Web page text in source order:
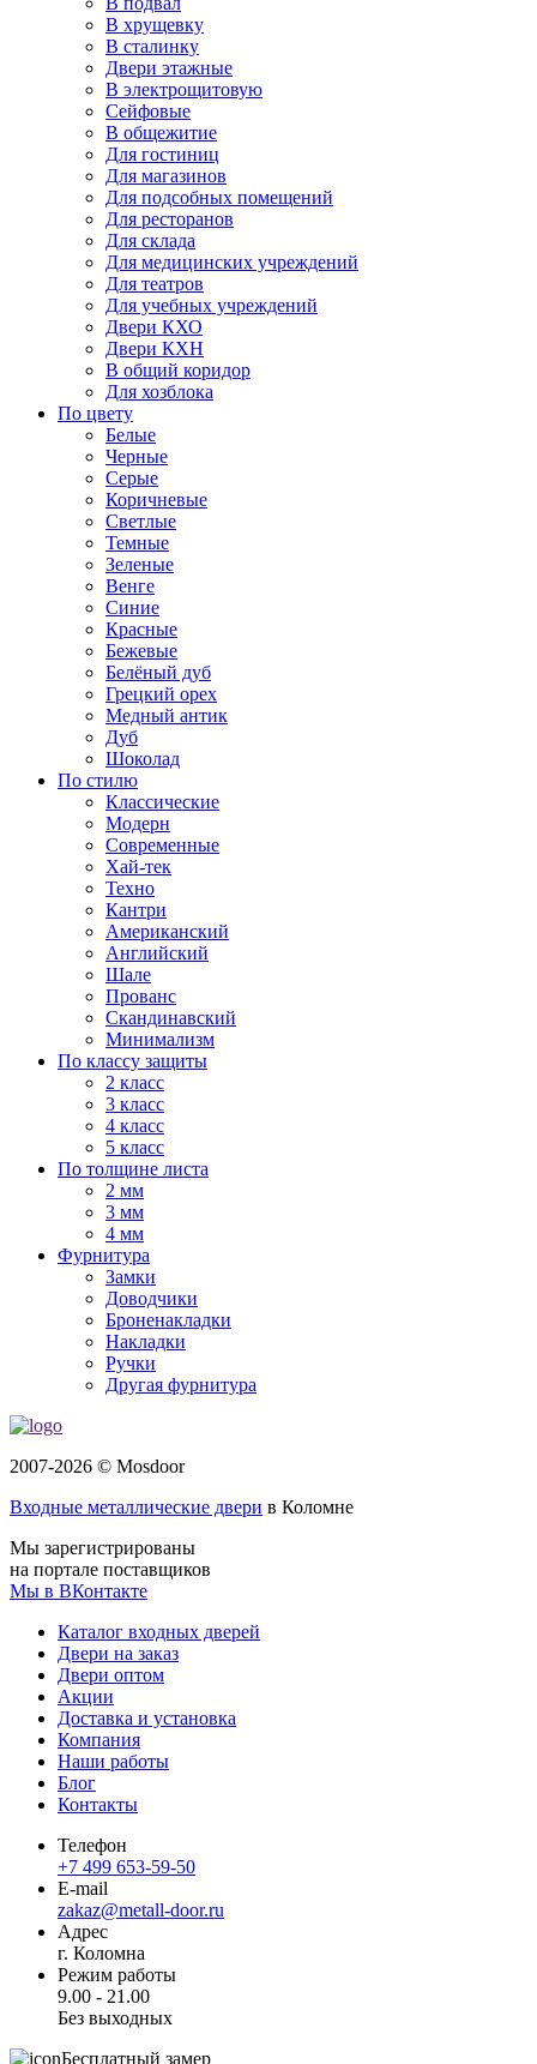
В хрущевку
В сталинку
Двери этажные
В электрощитовую
Сейфовые
В общежитие
Для гостиниц
Для магазинов
Для подсобных помещений
Для ресторанов
Для склада
Для медицинских учреждений
Для театров
Для учебных учреждений
Двери КХО
Двери КХН
В общий коридор
Для хозблока
По цвету
Белые
Черные
Серые
Коричневые
Светлые
Темные
Зеленые
Венге
Синие
Красные
Бежевые
Белёный дуб
Грецкий орех
Медный антик
Дуб
Шоколад
По стилю
Классические
Модерн
Современные
Хай-тек
Техно
Кантри
Американский
Английский
Шале
Прованс
Скандинавский
Минимализм
По классу защиты
2 класс
3 класс
4 класс
5 класс
По толщине листа
2 мм
3 мм
4 мм
Фурнитура
Замки
Доводчики
Броненакладки
Накладки
Ручки
Другая фурнитура
2007-2026 © Mosdoor
Входные металлические двери в Коломне
Мы зарегистрированы
на портале поставщиков
Мы в ВКонтакте
Каталог входных дверей
Двери на заказ
Двери оптом
Акции
Доставка и установка
Компания
Наши работы
Блог
Контакты
Телефон
+7 499 653-59-50
E-mail
zakaz@metall-door.ru
Адрес
г. Коломна
Режим работы
9.00 - 21.00
Без выходных
Бесплатный замер